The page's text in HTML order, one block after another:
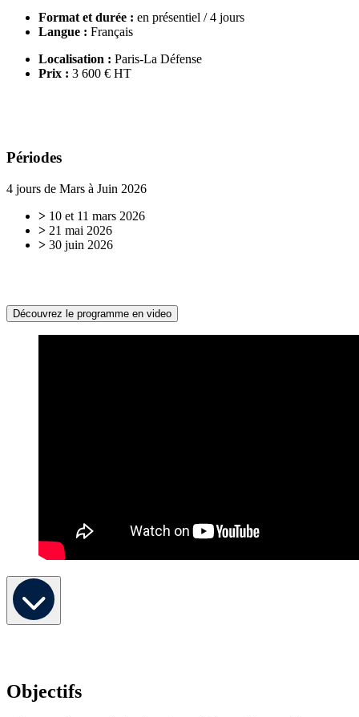
Format et durée : en présentiel / 4 jours
Langue : Français
Localisation : Paris-La Défense
Prix : 3 600 € HT
Périodes
4 jours de Mars à Juin 2026
> 10 et 11 mars 2026
> 21 mai 2026
> 30 juin 2026
Découvrez le programme en video
Objectifs